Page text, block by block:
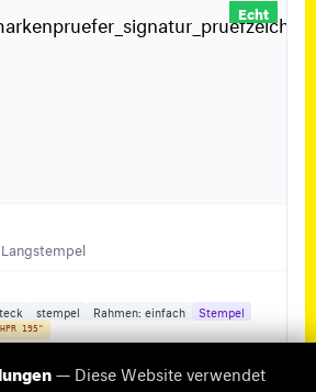
Echt
stempel Rahmen: einfach
Stempel
195"
— Diese Website verwendet